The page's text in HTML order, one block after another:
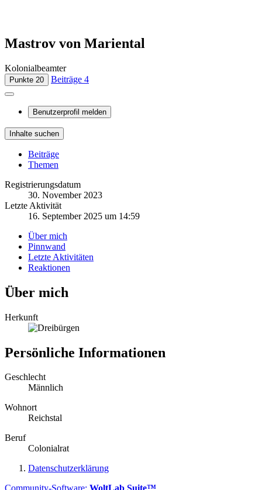
Mastrov von Mariental
Kolonialbeamter
Punkte 20 Beiträge 4
Benutzerprofil melden
Inhalte suchen
Beiträge
Themen
Registrierungsdatum
30. November 2023
Letzte Aktivität
16. September 2025 um 14:59
Über mich
Pinnwand
Letzte Aktivitäten
Reaktionen
Über mich
Herkunft
Persönliche Informationen
Geschlecht
Männlich
Wohnort
Reichstal
Beruf
Colonialrat
Datenschutzerklärung